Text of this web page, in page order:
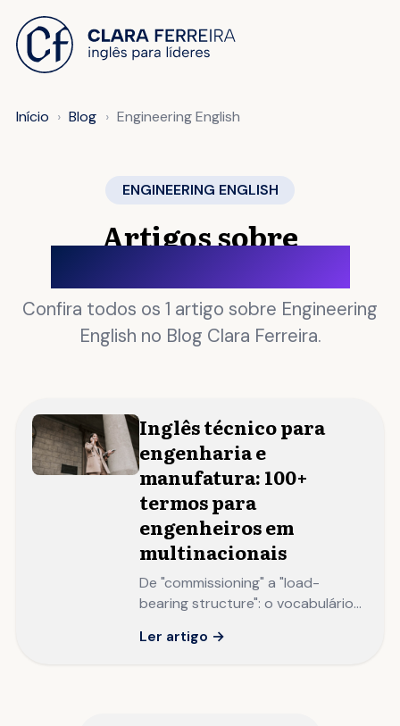
Início Blog Engineering English
ENGINEERING ENGLISH
Artigos sobre
Confira todos os 1 artigo sobre Engineering
English no Blog Clara Ferreira.
Inglês técnico para
engenharia e
manufatura: 100+
termos para
engenheiros em
multinacionais
De "commissioning" a "load-
bearing structure": o vocabulário
brasileiros precisam dominar para
Ler artigo →